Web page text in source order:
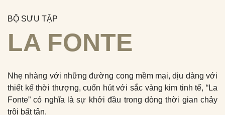
BỘ SƯU TẬP
LA FONTE
Nhẹ nhàng với những đường cong mềm mại, dịu dàng với
thiết kế thời thượng, cuốn hút với sắc vàng kim tinh tế, “La
Fonte” có nghĩa là sự khởi đầu trong dòng thời gian chảy
trôi bất tận.